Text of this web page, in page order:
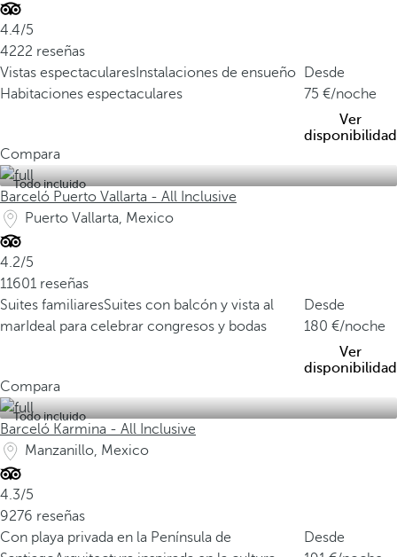
4.4/5
4222 reseñas
Vistas espectaculares Instalaciones de ensueño
Habitaciones espectaculares
Desde
75
/noche
Ver
disponibilidad
Compara
Todo incluido
Barceló Puerto Vallarta - All Inclusive
Puerto Vallarta, Mexico
4.2/5
11601 reseñas
Suites familiaresSuites con balcón y vista al
mar Ideal para celebrar congresos y bodas
Desde
180
/noche
Ver
disponibilidad
Compara
Todo incluido
Barceló Karmina - All Inclusive
Manzanillo, Mexico
4.3/5
9276 reseñas
Con playa privada en la Península de
Desde